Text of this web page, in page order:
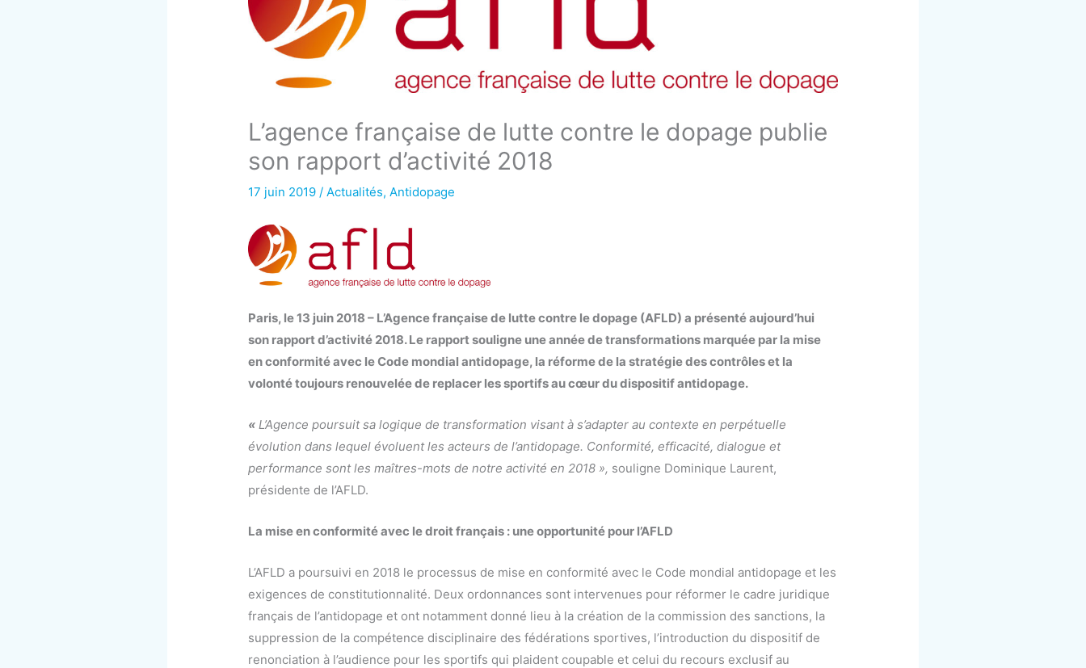
L’agence française de lutte contre le dopage publie
son rapport d’activité 2018
17 juin 2019/Actualités,Antidopage
Paris, le 13 juin 2018 – L’Agence française de lutte contre le dopage (AFLD) a présenté aujourd’hui
son rapport d’activité 2018. Le rapport souligne une année de transformations marquée par la mise
en conformité avec le Code mondial antidopage, la réforme de la stratégie des contrôles et la
volonté toujours renouvelée de replacer les sportifs au cœur du dispositif antidopage.
« L’Agence poursuit sa logique de transformation visant à s’adapter au contexte en perpétuelle
évolution dans lequel évoluent les acteurs de l’antidopage. Conformité, efficacité, dialogue et
performance sont les maîtres-mots de notre activité en 2018 », souligne Dominique Laurent,
présidente de l’AFLD.
La mise en conformité avec le droit français : une opportunité pour l’AFLD
L’AFLD a poursuivi en 2018 le processus de mise en conformité avec le Code mondial antidopage et les
exigences de constitutionnalité. Deux ordonnances sont intervenues pour réformer le cadre juridique
français de l’antidopage et ont notamment donné lieu à la création de la commission des sanctions, la
suppression de la compétence disciplinaire des fédérations sportives, l’introduction du dispositif de
renonciation à l’audience pour les sportifs qui plaident coupable et celui du recours exclusif au